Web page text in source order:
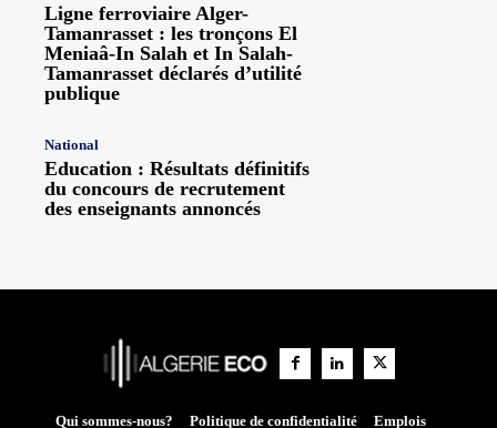
Ligne ferroviaire Alger-
Tamanrasset : les tronçons El
Meniaâ-In Salah et In Salah-
Tamanrasset déclarés d’utilité
publique
National
Education : Résultats définitifs
du concours de recrutement
des enseignants annoncés
Qui sommes-nous? Politique de confidentialité Emplois